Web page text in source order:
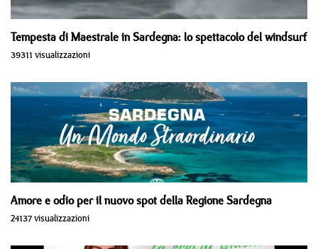
Tempesta di Maestrale in Sardegna: lo spettacolo del windsurf
39311 visualizzazioni
Amore e odio per il nuovo spot della Regione Sardegna
24137 visualizzazioni